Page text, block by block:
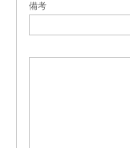
備考